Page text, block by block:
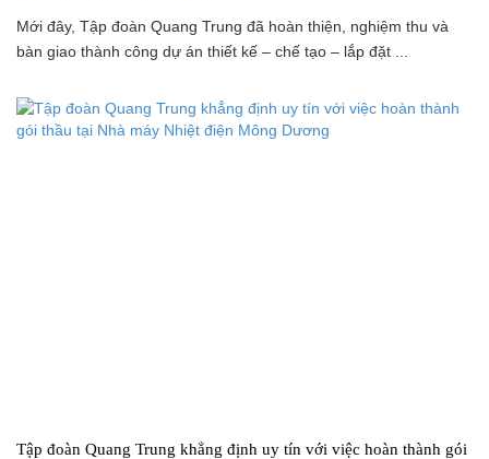
Mới đây, Tập đoàn Quang Trung đã hoàn thiện, nghiệm thu và
bàn giao thành công dự án thiết kế – chế tạo – lắp đặt ...
Tập đoàn Quang Trung khẳng định uy tín với việc hoàn thành gói